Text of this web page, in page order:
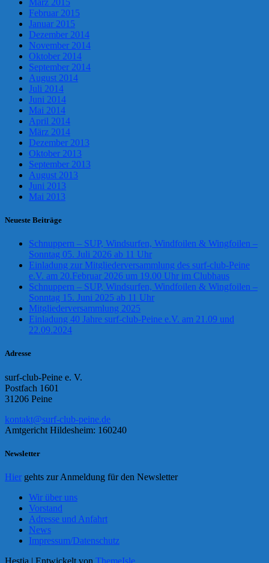
März 2015
Februar 2015
Januar 2015
Dezember 2014
November 2014
Oktober 2014
September 2014
August 2014
Juli 2014
Juni 2014
Mai 2014
April 2014
März 2014
Dezember 2013
Oktober 2013
September 2013
August 2013
Juni 2013
Mai 2013
Neueste Beiträge
Schnuppern – SUP, Windsurfen, Windfoilen & Wingfoilen –
Sonntag 05. Juli 2026 ab 11 Uhr
Einladung zur Mitgliederversammlung des surf-club-Peine
e.V. am 20.Februar 2026 um 19.00 Uhr im Clubhaus
Schnuppern – SUP, Windsurfen, Windfoilen & Wingfoilen –
Sonntag 15. Juni 2025 ab 11 Uhr
Mitgliederversammlung 2025
Einladung 40 Jahre surf-club-Peine e.V. am 21.09 und
22.09.2024
Adresse
surf-club-Peine e. V.
Postfach 1601
31206 Peine
kontakt@surf-club-peine.de
Amtgericht Hildesheim: 160240
Newsletter
Hier gehts zur Anmeldung für den Newsletter
Wir über uns
Vorstand
Adresse und Anfahrt
News
Impressum/Datenschutz
Hestia | Entwickelt von ThemeIsle